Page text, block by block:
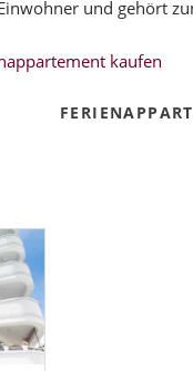
und gehört
kaufen